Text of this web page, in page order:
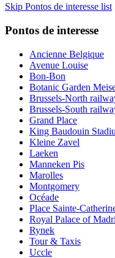
Skip Pontos de interesse list
Pontos de interesse
Ancienne Belgique
Avenue Louise
Bon-Bon
Botanic Garden
Brussels-North
Brussels-South
Grand Place
King Baudouin
Kleine Zavel
Laeken
Manneken Pis
Marolles
Montgomery
Océade
Place Sainte-
Royal Palace of
Rynek
Tour & Taxis
Uccle